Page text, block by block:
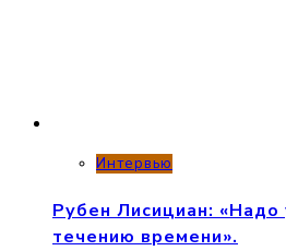
Интервью
Рубен Лисициан: «Надо
течению времени».